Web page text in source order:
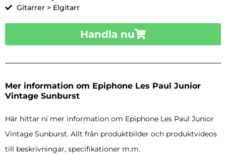
Gitarrer > Elgitarr
Handla nu
Mer information om Epiphone Les Paul Junior
Vintage Sunburst
Här hittar ni mer information om Epiphone Les Paul Junior
Vintage Sunburst. Allt från produktbilder och produktvideos
till beskrivningar, specifikationer m.m.